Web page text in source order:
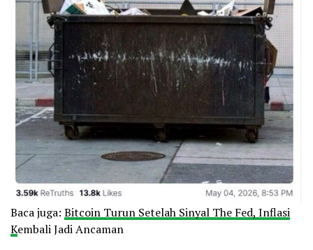
Baca juga: Bitcoin Turun Setelah Sinyal The Fed, Inflasi
Kembali Jadi Ancaman